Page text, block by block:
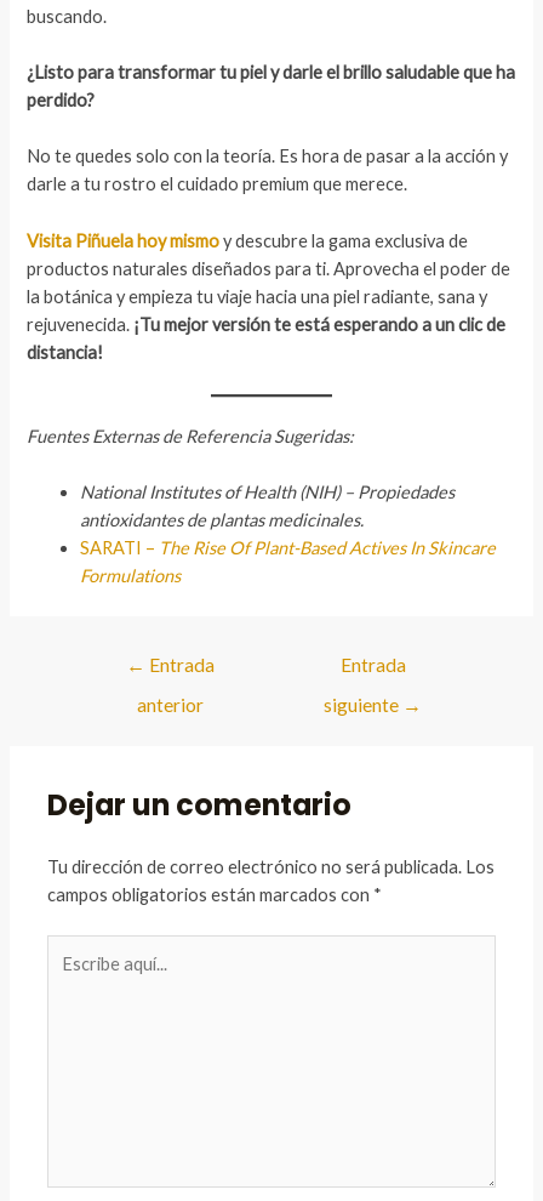
buscando.
¿Listo para transformar tu piel y darle el brillo saludable que ha
perdido?
No te quedes solo con la teoría. Es hora de pasar a la acción y
darle a tu rostro el cuidado premium que merece.
Visita Piñuela hoy mismoy descubre la gama exclusiva de
productos naturales diseñados para ti. Aprovecha el poder de
la botánica y empieza tu viaje hacia una piel radiante, sana y
rejuvenecida. ¡Tu mejor versión te está esperando a un clic de
distancia!
Fuentes Externas de Referencia Sugeridas:
National Institutes of Health (NIH) – Propiedades
antioxidantes de plantas medicinales.
SARATI – The Rise Of Plant-Based Actives In Skincare
Formulations
Navegación
entradas
← Entrada
anterior
Entrada
siguiente →
Dejar un comentario
Tu dirección de correo electrónico no será publicada. Los
campos obligatorios están marcados con *
aquí...